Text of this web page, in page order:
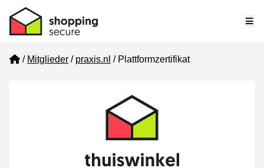
Home
Mitglieder praxis.nl Plattformzertifikat